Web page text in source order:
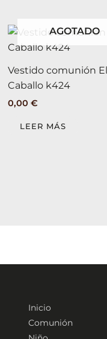
AGOTADO
Vestido comunión El
Caballo k424
0,00 €
LEER MÁS
Inicio
Comunión